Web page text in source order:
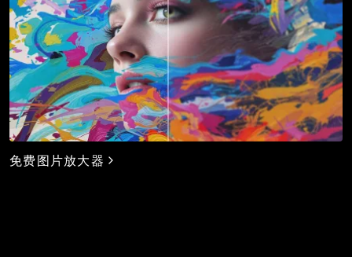
免费图片放大器